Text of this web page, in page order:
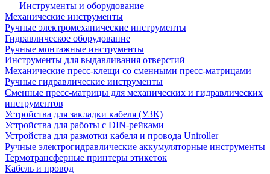
Инструменты и оборудование
Механические инструменты
Ручные электромеханические инструменты
Гидравлическое оборудование
Ручные монтажные инструменты
Инструменты для выдавливания отверстий
Механические пресс-клещи со сменными пресс-матрицами
Ручные гидравлические инструменты
Сменные пресс-матрицы для механических и гидравлических
инструментов
Устройства для закладки кабеля (УЗК)
Устройства для работы с DIN-рейками
Устройства для размотки кабеля и провода Uniroller
Ручные электрогидравлические аккумуляторные инструменты
Термотрансферные принтеры этикеток
Кабель и провод